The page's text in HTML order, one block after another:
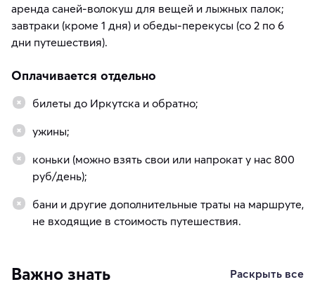
аренда саней-волокуш для вещей и лыжных палок;
завтраки (кроме 1 дня) и обеды-перекусы (со 2 по 6
дни путешествия).
Оплачивается отдельно
билеты до Иркутска и обратно;
ужины;
коньки (можно взять свои или напрокат у нас 800
руб/день);
бани и другие дополнительные траты на маршруте,
не входящие в стоимость путешествия.
Важно знать Раскрыть все